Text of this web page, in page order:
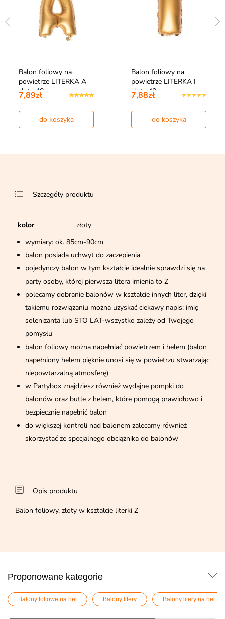
Balon foliowy na
powietrze LITERKA A
złoty 40cm
7,89zł
do koszyka
Balon foliowy na
powietrze LITERKA I
złoty 40cm
7,88zł
do koszyka
Szczegóły produktu
kolor
złoty
wymiary: ok. 85cm-90cm
balon posiada uchwyt do zaczepienia
pojedynczy balon w tym kształcie idealnie sprawdzi się na
party osoby, której pierwsza litera imienia to Z
polecamy dobranie balonów w kształcie innych liter, dzięki
takiemu rozwiązaniu można uzyskać ciekawy napis: imię
solenizanta lub STO LAT-wszystko zależy od Twojego
pomysłu
balon foliowy można napełniać powietrzem i helem (balon
napełniony helem pięknie unosi się w powietrzu stwarzając
niepowtarzalną atmosferę)
w Partybox znajdziesz również wydajne pompki do
balonów oraz butle z helem, które pomogą prawidłowo i
bezpiecznie napełnić balon
do większej kontroli nad balonem zalecamy również
skorzystać ze specjalnego obciążnika do balonów
Opis produktu
Balon foliowy, złoty w kształcie literki Z
Proponowane kategorie
Balony foliowe na hel Balony litery Balony litery na hel